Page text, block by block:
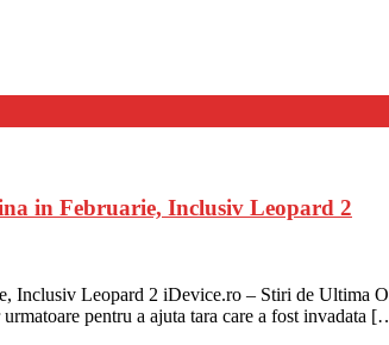
in Februarie, Inclusiv Leopard 2
Inclusiv Leopard 2 iDevice.ro – Stiri de
pentru a ajuta tara care a fost invadata